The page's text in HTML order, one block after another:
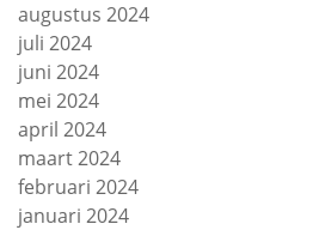
augustus 2024
juli 2024
juni 2024
mei 2024
april 2024
maart 2024
februari 2024
januari 2024